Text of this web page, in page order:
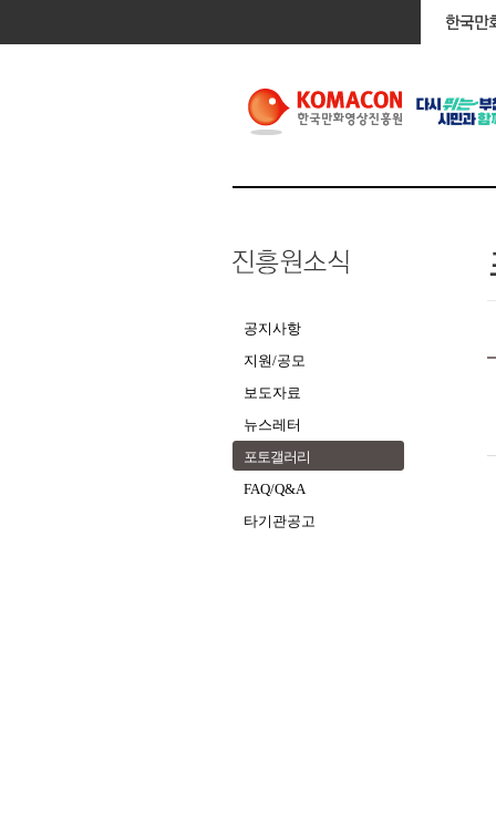
공지사항
지원/공모
보도자료
뉴스레터
포토갤러리
FAQ/Q&A
타기관공고